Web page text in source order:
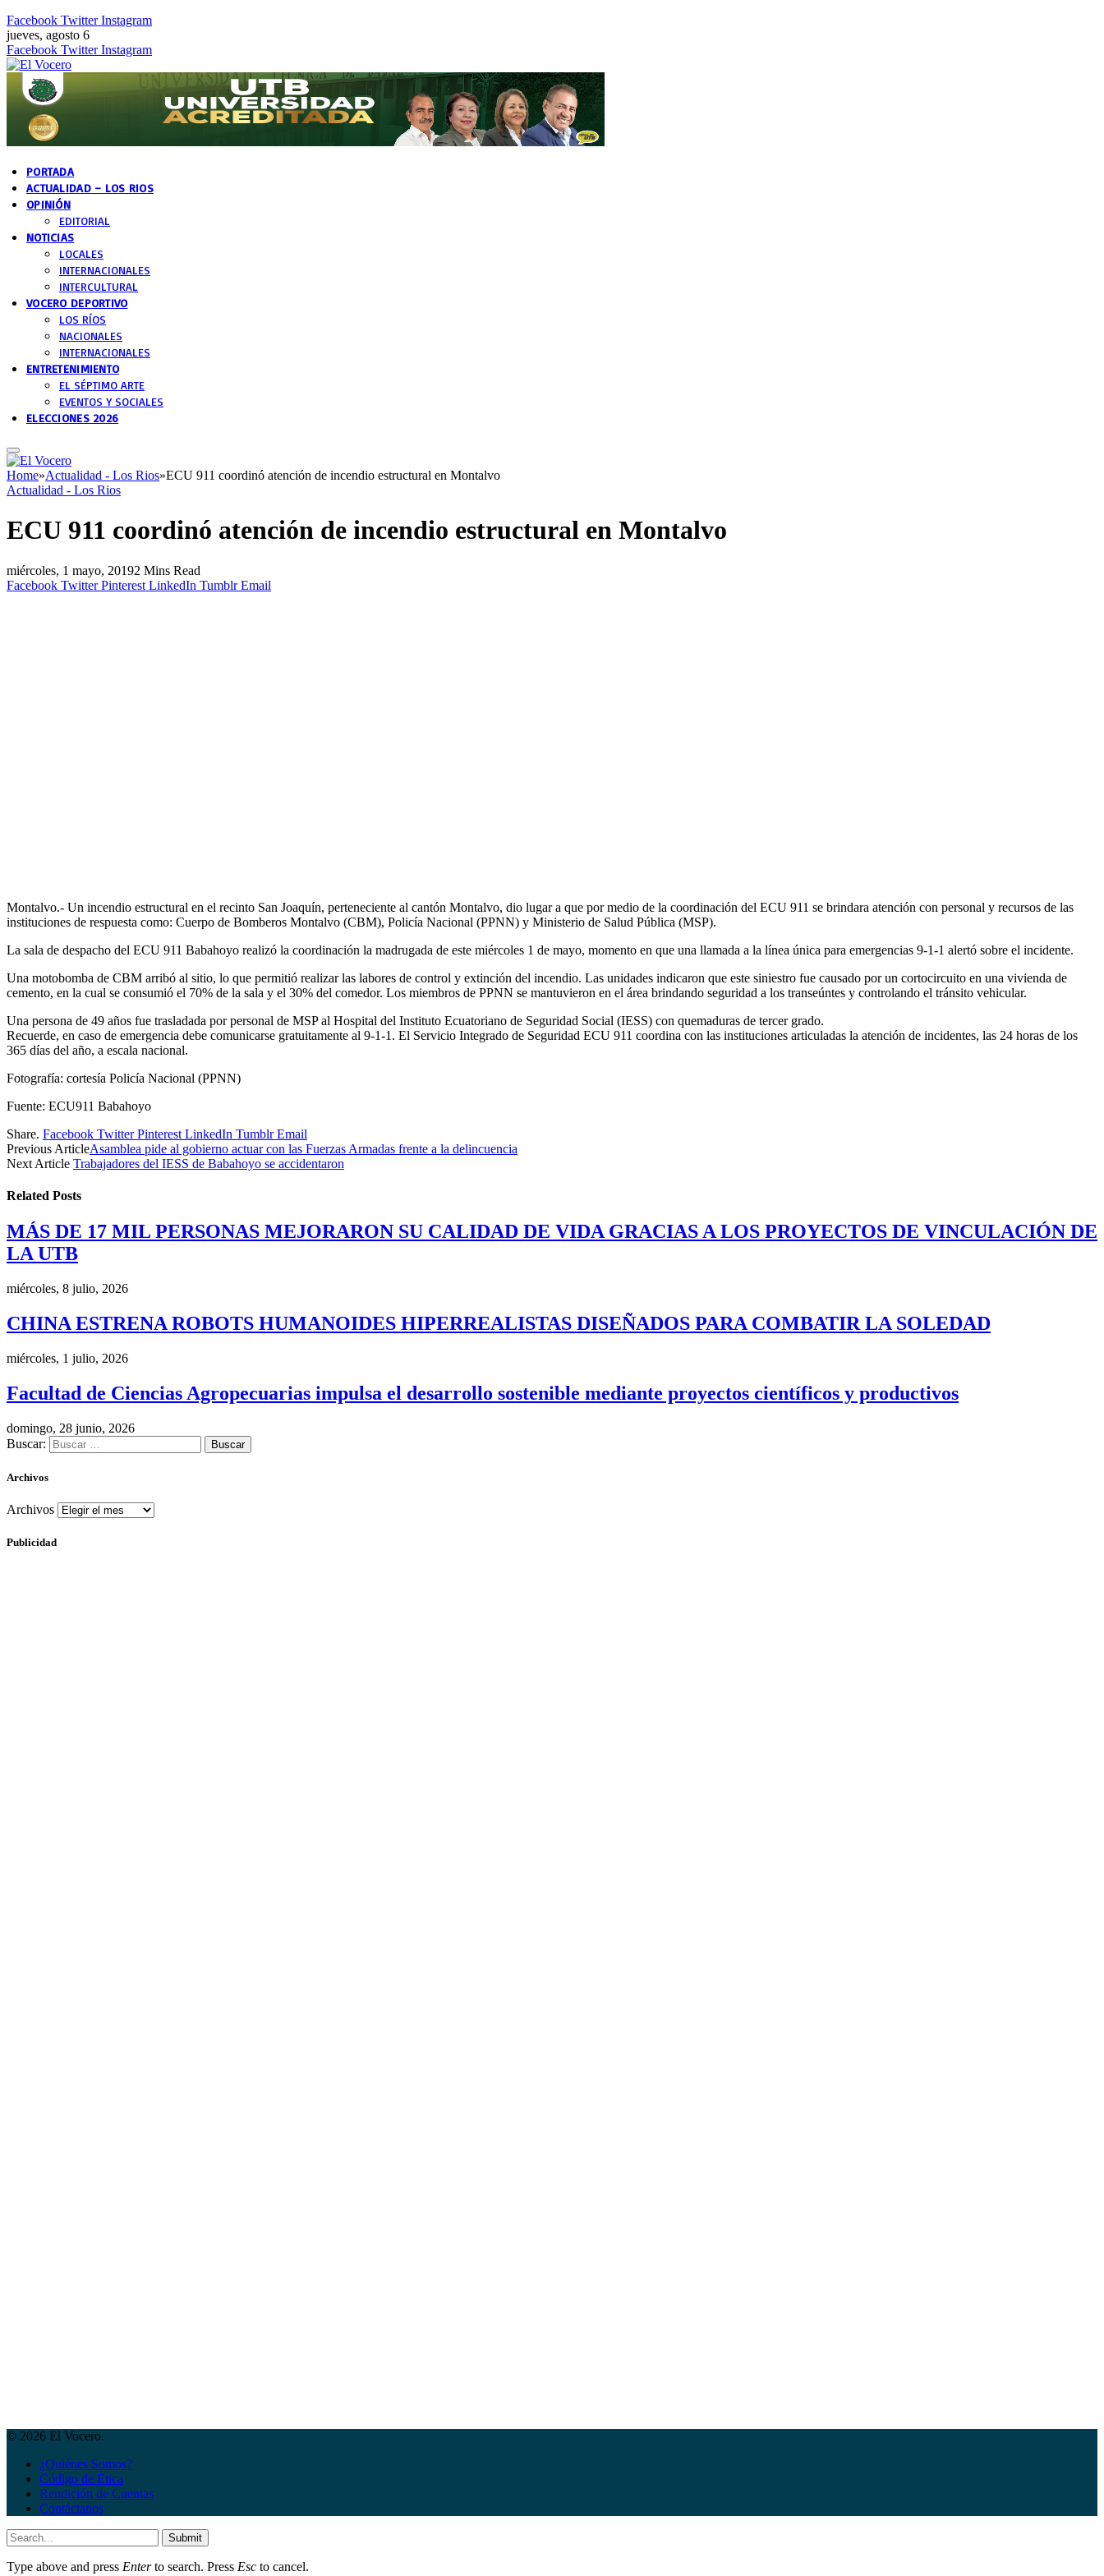
Facebook Twitter Instagram
jueves, agosto 6
Facebook Twitter Instagram
PORTADA
ACTUALIDAD – LOS RIOS
OPINIÓN
EDITORIAL
NOTICIAS
LOCALES
INTERNACIONALES
INTERCULTURAL
VOCERO DEPORTIVO
LOS RÍOS
NACIONALES
INTERNACIONALES
ENTRETENIMIENTO
EL SÉPTIMO ARTE
EVENTOS Y SOCIALES
ELECCIONES 2026
Home»Actualidad - Los Rios»ECU 911 coordinó atención de incendio estructural en Montalvo
Actualidad - Los Rios
ECU 911 coordinó atención de incendio estructural en Montalvo
miércoles, 1 mayo, 20192 Mins Read
Facebook Twitter Pinterest LinkedIn Tumblr Email
Montalvo.- Un incendio estructural en el recinto San Joaquín, perteneciente al cantón Montalvo, dio lugar a que por medio de la coordinación del ECU 911 se brindara atención con personal y recursos de las
instituciones de respuesta como: Cuerpo de Bomberos Montalvo (CBM), Policía Nacional (PPNN) y Ministerio de Salud Pública (MSP).
La sala de despacho del ECU 911 Babahoyo realizó la coordinación la madrugada de este miércoles 1 de mayo, momento en que una llamada a la línea única para emergencias 9-1-1 alertó sobre el incidente.
Una motobomba de CBM arribó al sitio, lo que permitió realizar las labores de control y extinción del incendio. Las unidades indicaron que este siniestro fue causado por un cortocircuito en una vivienda de
cemento, en la cual se consumió el 70% de la sala y el 30% del comedor. Los miembros de PPNN se mantuvieron en el área brindando seguridad a los transeúntes y controlando el tránsito vehicular.
Una persona de 49 años fue trasladada por personal de MSP al Hospital del Instituto Ecuatoriano de Seguridad Social (IESS) con quemaduras de tercer grado.
Recuerde, en caso de emergencia debe comunicarse gratuitamente al 9-1-1. El Servicio Integrado de Seguridad ECU 911 coordina con las instituciones articuladas la atención de incidentes, las 24 horas de los
365 días del año, a escala nacional.
Fotografía: cortesía Policía Nacional (PPNN)
Fuente: ECU911 Babahoyo
Share. Facebook Twitter Pinterest LinkedIn Tumblr Email
Previous ArticleAsamblea pide al gobierno actuar con las Fuerzas Armadas frente a la delincuencia
Next Article Trabajadores del IESS de Babahoyo se accidentaron
Related Posts
MÁS DE 17 MIL PERSONAS MEJORARON SU CALIDAD DE VIDA GRACIAS A LOS PROYECTOS DE VINCULACIÓN DE
LA UTB
miércoles, 8 julio, 2026
CHINA ESTRENA ROBOTS HUMANOIDES HIPERREALISTAS DISEÑADOS PARA COMBATIR LA SOLEDAD
miércoles, 1 julio, 2026
Facultad de Ciencias Agropecuarias impulsa el desarrollo sostenible mediante proyectos científicos y productivos
domingo, 28 junio, 2026
Buscar:
Archivos
Archivos
Publicidad
© 2026 El Vocero.
¿Quiénes Somos?
Código de Ética
Rendición de Cuentas
Contáctanos
Submit
Type above and press Enterto search. Press Esc to cancel.